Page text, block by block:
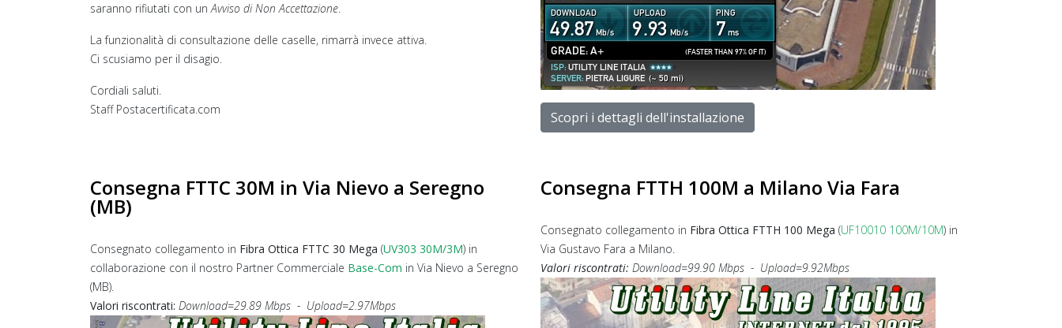
saranno rifiutati con unAvviso di Non Accettazione.
La funzionalità di consultazione delle caselle, rimarrà invece attiva.
Ci scusiamo per il disagio.
Cordiali saluti.
Staff Postacertificata.com
Scopri i dettagli dell'installazione
Consegna FTTC 30M in Via Nievo a Seregno
(MB)
Consegnato collegamento in Fibra Ottica FTTC 30 Mega (UV303 30M/3M) in
collaborazione con il nostro Partner Commerciale Base-Com in Via Nievo a Seregno
(MB).
Valori riscontrati: Download=29.89 Mbps - Upload=2.97Mbps
Consegna FTTH 100M a Milano Via Fara
Consegnato collegamento in Fibra Ottica FTTH 100 Mega (UF10010 100M/10M) in
Via Gustavo Fara a Milano.
Valori riscontrati: Download=99.90 Mbps - Upload=9.92Mbps